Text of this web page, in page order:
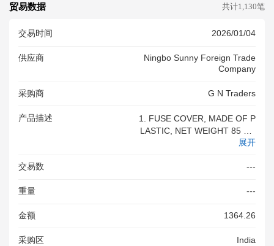
贸易数据 共计1,130笔
交易时间 2026/01/04
供应商
Ningbo Sunny Foreign Trade
Company
采购商 G N Traders
产品描述
1. FUSE COVER, MADE OF P
LASTIC, NET WEIGHT 85 KG
S APPROX 1A. FUSE HOLDE
LASTIC, NET WEIGHT 800 K
展开
交易数 ---
重量 ---
金额 1364.26
采购区 India